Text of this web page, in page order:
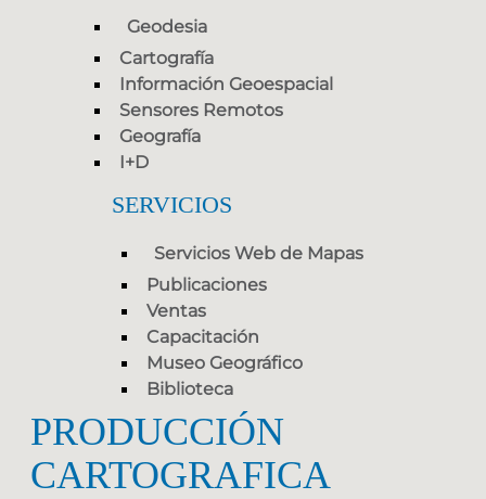
Geodesia
Cartografía
Información Geoespacial
Sensores Remotos
Geografía
I+D
SERVICIOS
Servicios Web de Mapas
Publicaciones
Ventas
Capacitación
Museo Geográfico
Biblioteca
PRODUCCIÓN
CARTOGRAFICA